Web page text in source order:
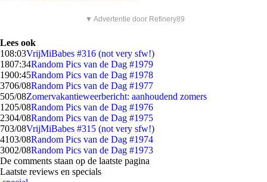
▼ Advertentie door Refinery89
Lees ook
108:03VrijMiBabes #316 (not very sfw!)
1807:34Random Pics van de Dag #1979
1900:45Random Pics van de Dag #1978
3706/08Random Pics van de Dag #1977
505/08Zomervakantieweerbericht: aanhoudend zomers
1205/08Random Pics van de Dag #1976
2304/08Random Pics van de Dag #1975
703/08VrijMiBabes #315 (not very sfw!)
4103/08Random Pics van de Dag #1974
3002/08Random Pics van de Dag #1973
De comments staan op de laatste pagina
Laatste reviews en specials